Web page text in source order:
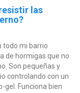
las
todo mi barrio
de hormigas que no
Son pequeñas y
controlando con un
gel. Funciona bien